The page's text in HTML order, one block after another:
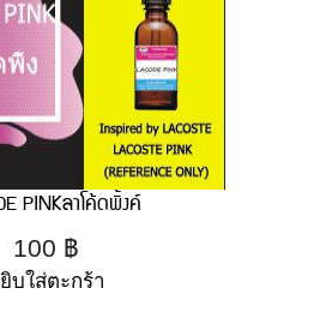
PINKลาโค้ดพิ้งค์
100 ฿
บใส่ตะกร้า